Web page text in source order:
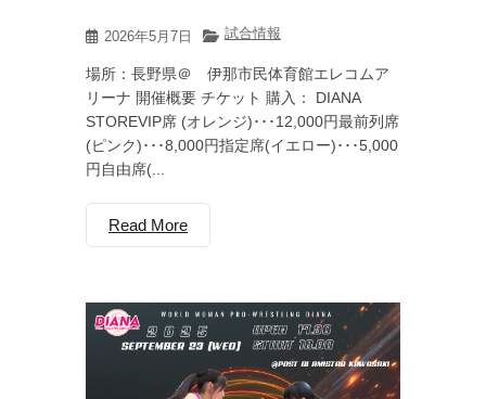
2026年5月7日 試合情報
場所：長野県＠ 伊那市民体育館エレコムア
リーナ 開催概要 チケット 購入： DIANA
STOREVIP席 (オレンジ)･･･12,000円最前列席
(ピンク)･･･8,000円指定席(イエロー)･･･5,000
円自由席(...
Read More